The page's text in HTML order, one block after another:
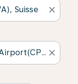
close
close